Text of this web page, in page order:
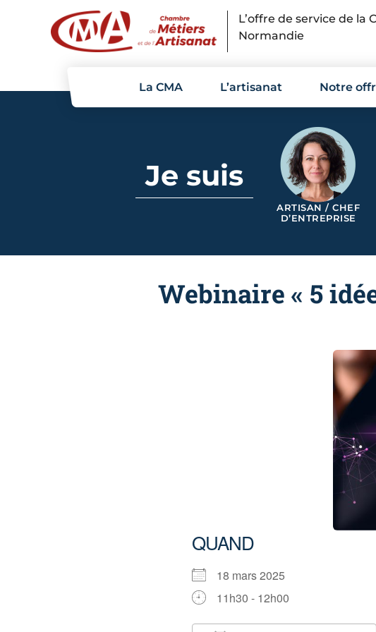
L’offre de service de la
Normandie
La CMA L’artisanat Notre
Je suis
ARTISAN / CHEF
D’ENTREPRISE
Webinaire « 5
QUAND
18 mars 2025
11h30 - 12h00
Panneau de gestion des cookies